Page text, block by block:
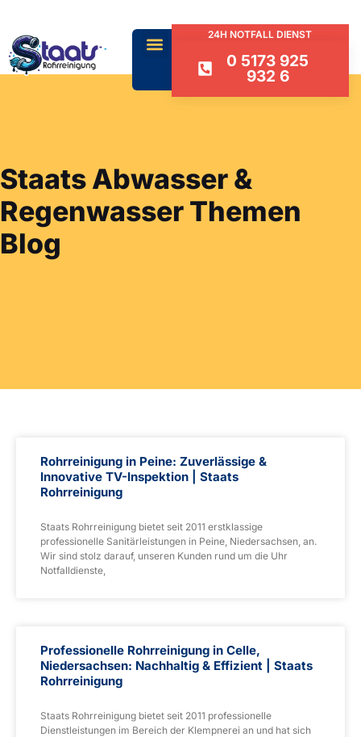
24H NOTFALL DIENST
0 5173 925
932 6
Staats Abwasser &
Regenwasser Themen
Blog
Rohrreinigung in Peine: Zuverlässige &
Innovative TV-Inspektion | Staats
Rohrreinigung
Staats Rohrreinigung bietet seit 2011 erstklassige
professionelle Sanitärleistungen in Peine, Niedersachsen, an.
Wir sind stolz darauf, unseren Kunden rund um die Uhr
Notfalldienste,
Professionelle Rohrreinigung in Celle,
Niedersachsen: Nachhaltig & Effizient | Staats
Rohrreinigung
Staats Rohrreinigung bietet seit 2011 professionelle
Dienstleistungen im Bereich der Klempnerei an und hat sich